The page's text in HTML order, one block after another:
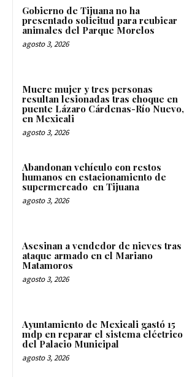
Gobierno de Tijuana no ha
presentado solicitud para reubicar
animales del Parque Morelos
agosto 3, 2026
Muere mujer y tres personas
resultan lesionadas tras choque en
puente Lázaro Cárdenas-Río Nuevo,
en Mexicali
agosto 3, 2026
Abandonan vehículo con restos
humanos en estacionamiento de
supermercado en Tijuana
agosto 3, 2026
Asesinan a vendedor de nieves tras
ataque armado en el Mariano
Matamoros
agosto 3, 2026
Ayuntamiento de Mexicali gastó 15
mdp en reparar el sistema eléctrico
del Palacio Municipal
agosto 3, 2026